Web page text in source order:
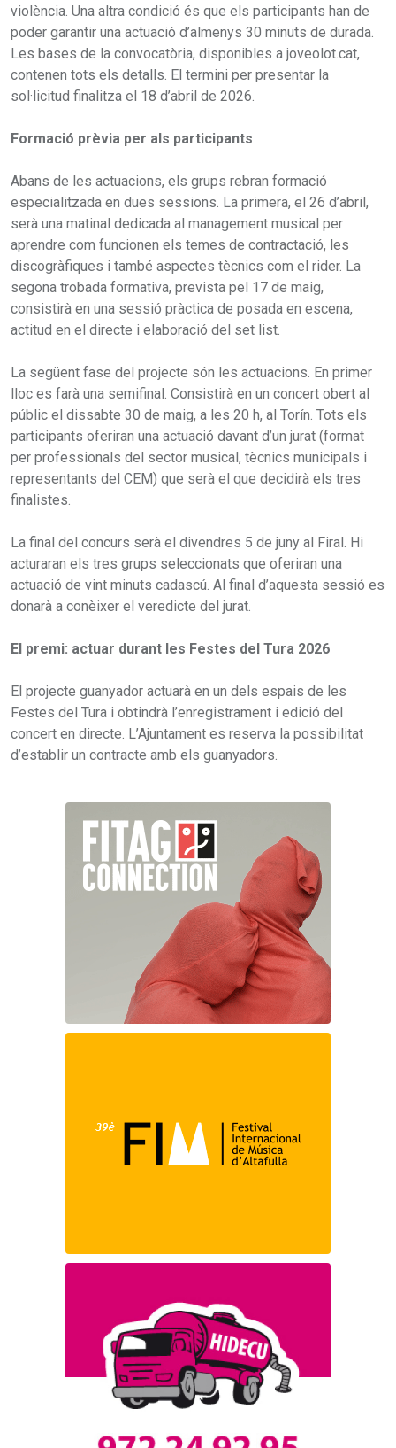
violència. Una altra condició és que els participants han de
poder garantir una actuació d’almenys 30 minuts de durada.
Les bases de la convocatòria, disponibles a joveolot.cat,
contenen tots els detalls. El termini per presentar la
sol·licitud finalitza el 18 d’abril de 2026.
Formació prèvia per als participants
Abans de les actuacions, els grups rebran formació
especialitzada en dues sessions. La primera, el 26 d’abril,
serà una matinal dedicada al management musical per
aprendre com funcionen els temes de contractació, les
discogràfiques i també aspectes tècnics com el rider. La
segona trobada formativa, prevista pel 17 de maig,
consistirà en una sessió pràctica de posada en escena,
actitud en el directe i elaboració del set list.
La següent fase del projecte són les actuacions. En primer
lloc es farà una semifinal. Consistirà en un concert obert al
públic el dissabte 30 de maig, a les 20 h, al Torín. Tots els
participants oferiran una actuació davant d’un jurat (format
per professionals del sector musical, tècnics municipals i
representants del CEM) que serà el que decidirà els tres
finalistes.
La final del concurs serà el divendres 5 de juny al Firal. Hi
acturaran els tres grups seleccionats que oferiran una
actuació de vint minuts cadascú. Al final d’aquesta sessió es
donarà a conèixer el veredicte del jurat.
El premi: actuar durant les Festes del Tura 2026
El projecte guanyador actuarà en un dels espais de les
Festes del Tura i obtindrà l’enregistrament i edició del
concert en directe. L’Ajuntament es reserva la possibilitat
d’establir un contracte amb els guanyadors.